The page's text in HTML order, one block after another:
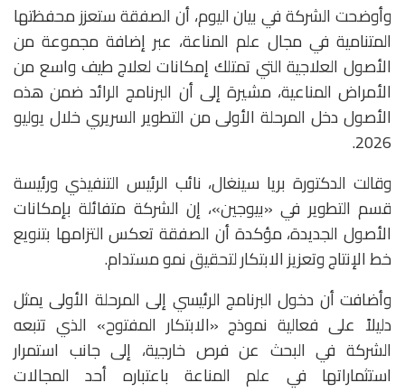
وأوضحت الشركة في بيان اليوم، أن الصفقة ستعزز محفظتها
المتنامية في مجال علم المناعة، عبر إضافة مجموعة من
الأصول العلاجية التي تمتلك إمكانات لعلاج طيف واسع من
الأمراض المناعية، مشيرة إلى أن البرنامج الرائد ضمن هذه
الأصول دخل المرحلة الأولى من التطوير السريري خلال يوليو
2026.
وقالت الدكتورة بريا سينغال، نائب الرئيس التنفيذي ورئيسة
قسم التطوير في «بيوجين»، إن الشركة متفائلة بإمكانات
الأصول الجديدة، مؤكدة أن الصفقة تعكس التزامها بتنويع
خط الإنتاج وتعزيز الابتكار لتحقيق نمو مستدام.
وأضافت أن دخول البرنامج الرئيسي إلى المرحلة الأولى يمثل
دليلاً على فعالية نموذج «الابتكار المفتوح» الذي تتبعه
الشركة في البحث عن فرص خارجية، إلى جانب استمرار
استثماراتها في علم المناعة باعتباره أحد المجالات